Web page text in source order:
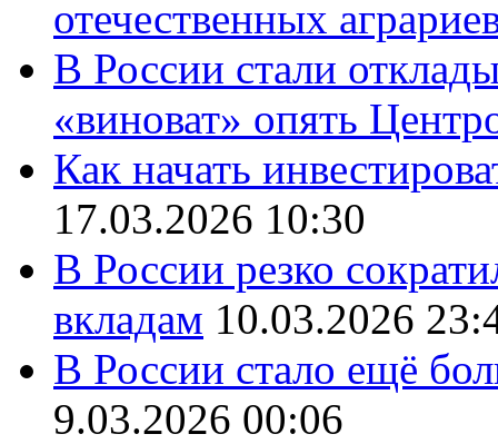
отечественных
В России стали
«виноват» опять
Как начать
17.03.2026 10:30
В России резко
вкладам 10.03.2026
В России стало ещё
9.03.2026 00:06